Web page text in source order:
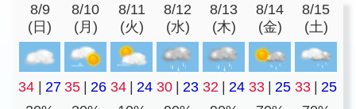
8/9
(日)
8/10
(月)
8/11
(火)
8/12
(水)
8/13
(木)
8/14
(金)
8/15
(土)
34 | 27 35 | 26 34 | 24 30 | 23 32 | 24 33 | 25 33 | 25